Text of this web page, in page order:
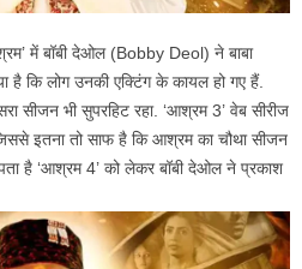
में बॉबी देओल (Bobby Deol) ने बाबा
है कि लोग उनकी एक्टिंग के कायल हो गए हैं.
सीजन भी सुपरहिट रहा. ‘आश्रम 3’ वेब सीरीज
इतना तो साफ है कि आश्रम का चौथा सीजन
है ‘आश्रम 4’ को लेकर बॉबी देओल ने प्रकाश